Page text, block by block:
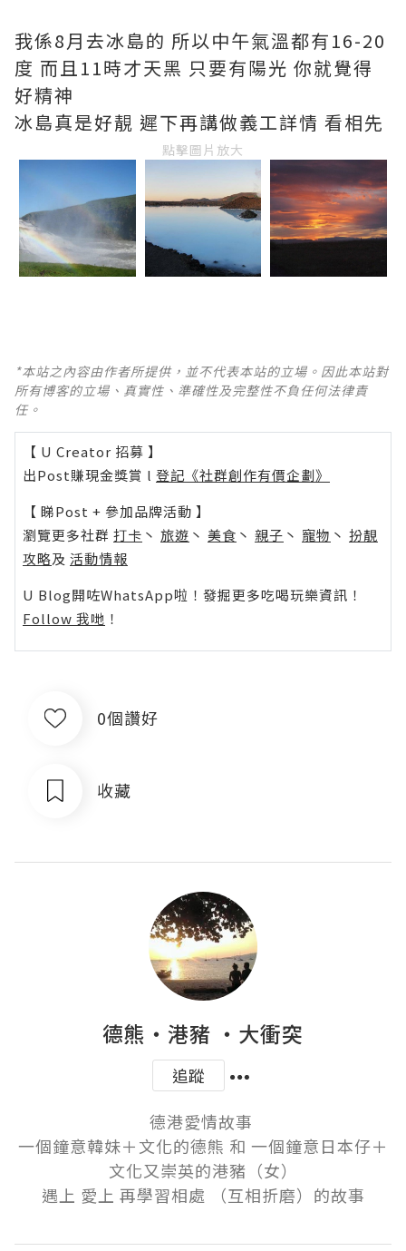
我係8月去冰島的 所以中午氣溫都有16-20
度 而且11時才天黑 只要有陽光 你就覺得
好精神
冰島真是好靚 遲下再講做義工詳情 看相先
點擊圖片放大
*本站之內容由作者所提供，並不代表本站的立場。因此本站對
所有博客的立場、真實性、準確性及完整性不負任何法律責
任。
【 U Creator 招募 】
出Post賺現金獎賞 l 登記《社群創作有價企劃》
【 睇Post + 參加品牌活動 】
瀏覽更多社群 打卡 丶 旅遊 丶 美食 丶 親子 丶 寵物 丶 扮靚
攻略及 活動情報
U Blog開咗WhatsApp啦！發掘更多吃喝玩樂資訊！
Follow 我哋 ！
0個讚好
收藏
德熊・港豬 ・大衝突
追蹤
德港愛情故事
一個鐘意韓妹＋文化的德熊 和 一個鐘意日本仔＋
文化又崇英的港豬（女）
遇上 愛上 再學習相處 （互相折磨）的故事